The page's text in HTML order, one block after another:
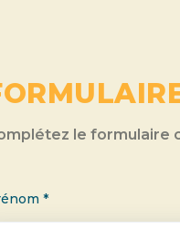
le formulaire
*